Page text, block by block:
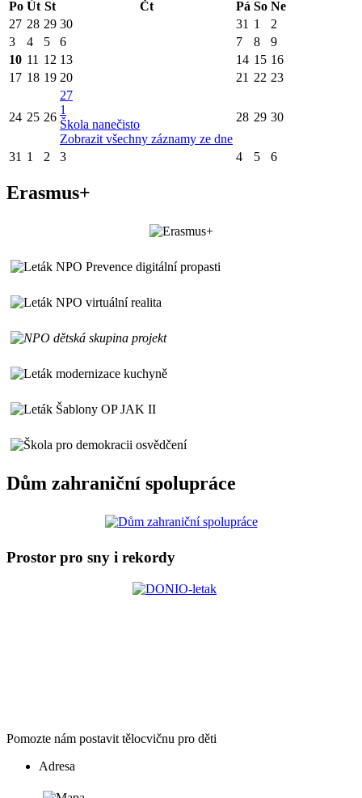
Po Út St Čt Pá So Ne
27 28 29 30 31 1
2
3
4 5 6 7 8
9
10 11 12 13 14 15 16
17 18 19 20 21 22 23
24 25 26
27
1
Škola nanečisto
Zobrazit všechny záznamy ze dne
28 29 30
31 1 2 3 4 5 6
Erasmus+
Dům zahraniční spolupráce
Prostor pro sny i rekordy
Pomozte nám postavit tělocvičnu pro děti
Adresa